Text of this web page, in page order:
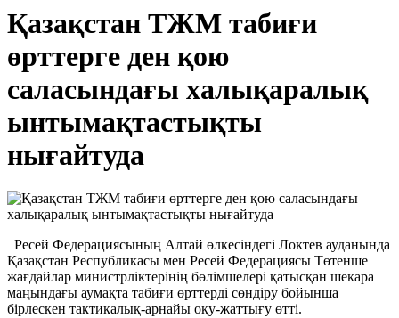
Қазақстан ТЖМ табиғи
өрттерге ден қою
саласындағы халықаралық
ынтымақтастықты
нығайтуда
Ресей Федерациясының Алтай өлкесіндегі Локтев ауданында
Қазақстан Республикасы мен Ресей Федерациясы Төтенше
жағдайлар министрліктерінің бөлімшелері қатысқан шекара
маңындағы аумақта табиғи өрттерді сөндіру бойынша
бірлескен тактикалық-арнайы оқу-жаттығу өтті.